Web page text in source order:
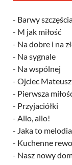
- Barwy
- M jak miłość
- Na dobre i na
- Na sygnale
- Na wspólnej
- Ojciec Mateusz
- Pierwsza
- Przyjaciółki
- Allo, allo!
- Jaka to
- Kuchenne
- Nasz nowy